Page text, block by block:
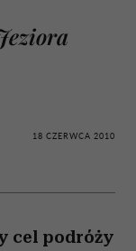
18 CZERWCA 2010
cel podróży